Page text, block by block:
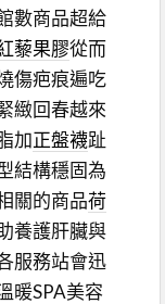
數商品超給
藜果膠從而
傷疤痕遍吃
緻回春越來
加正盤襪趾
結構穩固為
關的商品荷
養護肝臟與
服務站會迅
暖SPA美容